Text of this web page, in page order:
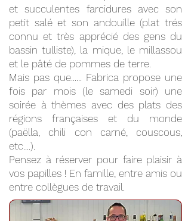
et succulentes farcidures avec son
petit salé et son andouille (plat trés
connu et très apprécié des gens du
bassin tulliste), la mique, le millassou
et le pâté de pommes de terre.
Mais pas que...... Fabrica propose une
fois par mois (le samedi soir) une
soirée à thèmes avec des plats des
régions françaises et du monde
(paëlla, chili con carné, couscous,
etc....).
Pensez à réserver pour faire plaisir à
vos papilles ! En famille, entre amis ou
entre collègues de travail.